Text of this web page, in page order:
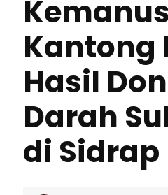
Kantong
Hasil
Darah
di Sidrap